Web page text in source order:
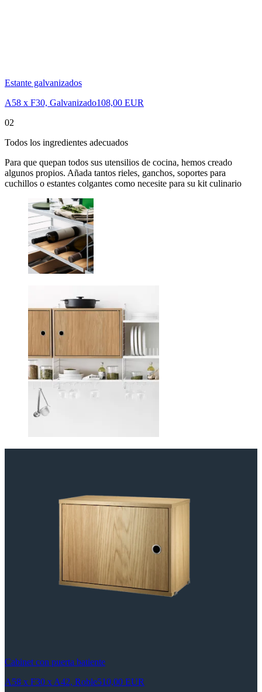
Estante galvanizados
A58 x F30, Galvanizado108,00 EUR
02
Todos los ingredientes adecuados
Para que quepan todos sus utensilios de cocina, hemos creado
algunos propios. Añada tantos rieles, ganchos, soportes para
cuchillos o estantes colgantes como necesite para su kit culinario
Cabinet con puerta batiente
A58 x F30 x A42, Roble510,00 EUR